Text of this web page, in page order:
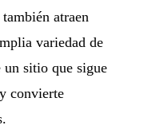
atraen
variedad de
un sitio que sigue
convierte